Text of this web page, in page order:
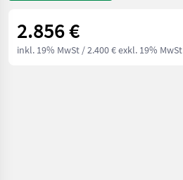
2.856 €
inkl. 19% MwSt / 2.400 € exkl. 19% MwSt